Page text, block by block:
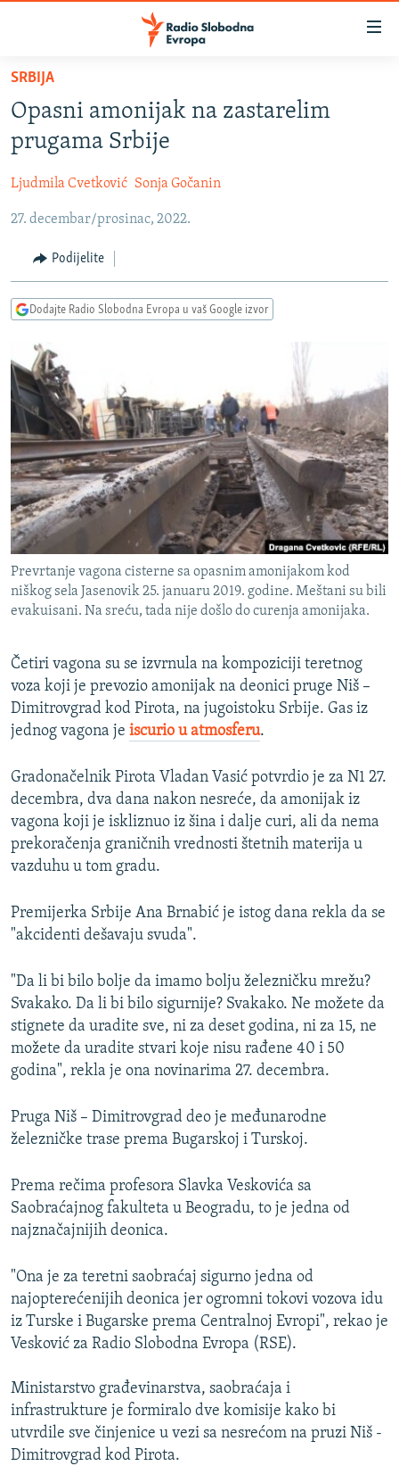
Pređite
glavni
sadržaj
Pređite
na
navigaciju
Pređite
pretragu
BOSNA I HERCEGOVINA
SRBIJA
KOSOVO
CRNA GORA
VIZUELNO
FOTOGALERIJE
INFOGRAFIKE
PODCASTI
RAT U UKRAJINI
KINA NA BALKANU
RSE PRIČE IZ SVIJETA
ISPRIČAJ MI
DNEVNO@RSE
SPECIJALI RSE
VIŠE OD NASLOVA
GENOCID U SREBRENICI
POPLAVE I KLIZIŠTA U BIH 2024.
TV LIBERTY
MOJA EVROPA
TRI DECENIJE OD RATA U BIH
SVE KARTE DEJTONA
NASTANAK I RASPAD JUGOSLAVIJE
PRATITE NAS
Sve RFE/RL stranice
SRBIJA
Opasni amonijak na zastarelim
prugama Srbije
Ljudmila Cvetković Sonja Gočanin
27. decembar/prosinac, 2022.
Podijelite
Dodajte Radio Slobodna Evropa u vaš Google izvor
Prevrtanje vagona cisterne sa opasnim amonijakom kod
niškog sela Jasenovik 25. januaru 2019. godine. Meštani su bili
evakuisani. Na sreću, tada nije došlo do curenja amonijaka.
Četiri vagona su se izvrnula na kompoziciji teretnog
voza koji je prevozio amonijak na deonici pruge Niš –
Dimitrovgrad kod Pirota, na jugoistoku Srbije. Gas iz
jednog vagona je iscurio u atmosferu.
Gradonačelnik Pirota Vladan Vasić potvrdio je za N1 27.
decembra, dva dana nakon nesreće, da amonijak iz
vagona koji je iskliznuo iz šina i dalje curi, ali da nema
prekoračenja graničnih vrednosti štetnih materija u
vazduhu u tom gradu.
Premijerka Srbije Ana Brnabić je istog dana rekla da se
"akcidenti dešavaju svuda".
"Da li bi bilo bolje da imamo bolju železničku mrežu?
Svakako. Da li bi bilo sigurnije? Svakako. Ne možete da
stignete da uradite sve, ni za deset godina, ni za 15, ne
možete da uradite stvari koje nisu rađene 40 i 50
godina", rekla je ona novinarima 27. decembra.
Pruga Niš – Dimitrovgrad deo je međunarodne
železničke trase prema Bugarskoj i Turskoj.
Prema rečima profesora Slavka Veskovića sa
Saobraćajnog fakulteta u Beogradu, to je jedna od
najznačajnijih deonica.
"Ona je za teretni saobraćaj sigurno jedna od
najopterećenijih deonica jer ogromni tokovi vozova idu
iz Turske i Bugarske prema Centralnoj Evropi", rekao je
Vesković za Radio Slobodna Evropa (RSE).
Ministarstvo građevinarstva, saobraćaja i
infrastrukture je formiralo dve komisije kako bi
utvrdile sve činjenice u vezi sa nesrećom na pruzi Niš -
Dimitrovgrad kod Pirota.